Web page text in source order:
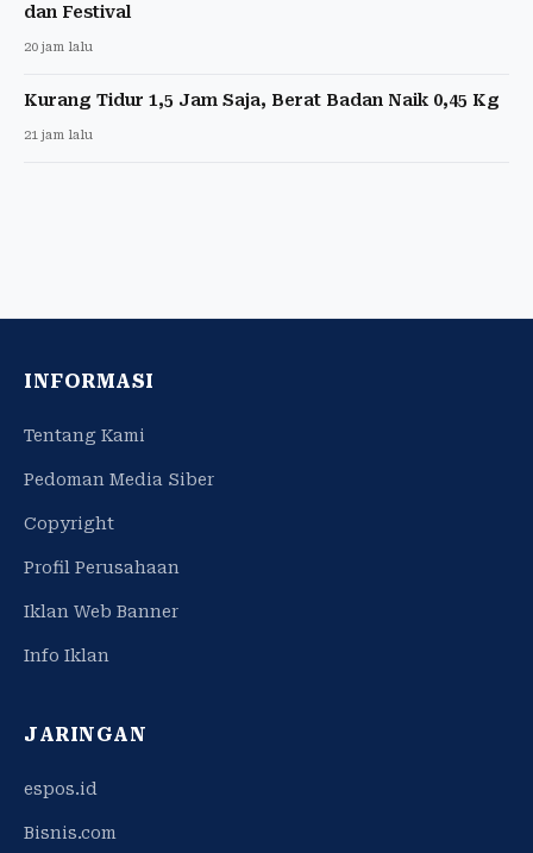
dan Festival
20 jam lalu
Kurang Tidur 1,5 Jam Saja, Berat Badan Naik 0,45 Kg
21 jam lalu
INFORMASI
Tentang Kami
Pedoman Media Siber
Copyright
Profil Perusahaan
Iklan Web Banner
Info Iklan
JARINGAN
espos.id
Bisnis.com